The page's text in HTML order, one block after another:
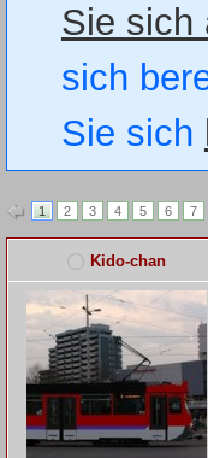
Sie sich
sich
Sie sich
1 2 3 4 5 6 7
Kido-chan